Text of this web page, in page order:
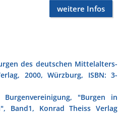
weitere Infos
des deutschen Mittelalters-
2000, Würzburg, ISBN: 3-
"Burgen in
Band1, Konrad Theiss Verlag